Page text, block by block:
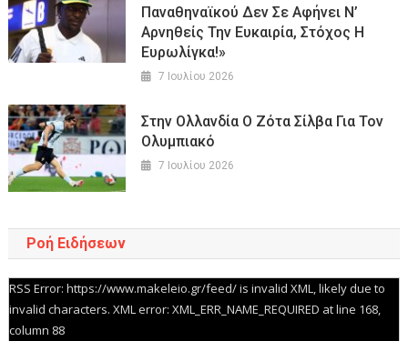
Παναθηναϊκού Δεν Σε Αφήνει Ν’
Αρνηθείς Την Ευκαιρία, Στόχος Η
Ευρωλίγκα!»
7 Ιουλίου 2026
Στην Ολλανδία Ο Ζότα Σίλβα Για Τον
Ολυμπιακό
7 Ιουλίου 2026
Ροή Ειδήσεων
RSS Error: https://www.makeleio.gr/feed/ is invalid XML, likely due to
invalid characters. XML error: XML_ERR_NAME_REQUIRED at line 168,
column 88